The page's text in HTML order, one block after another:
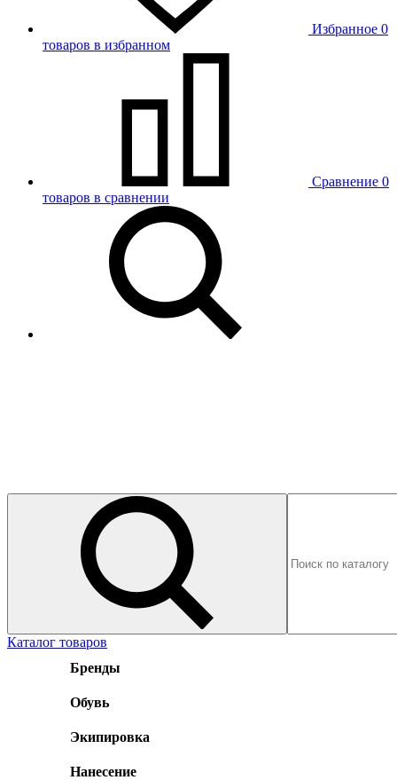
Избранное 0
товаров в избранном
Сравнение 0
товаров в сравнении
Каталог товаров
Бренды
Обувь
Экипировка
Нанесение